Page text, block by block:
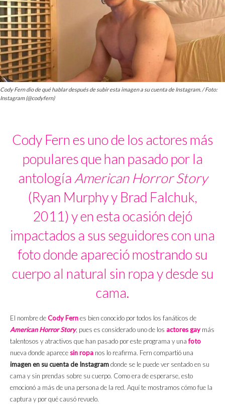
Cody Fern dio de qué hablar después de subir esta imagen a su cuenta de Instagram. / Foto:
Instagram (@codyfern)
Cody Fern es uno de los actores más
populares que han pasado por la
antología American Horror Story
(Ryan Murphy y Brad Falchuk,
2011) y en esta ocasión dejó
impactados a sus seguidores con una
foto donde apareció mostrando su
cuerpo al natural sin ropa y desde su
cama.
El nombre deCody Fernes bien conocido por todos los fanáticos de
American Horror Story, pues es considerado uno de los actores gay más
talentosos y atractivos que han pasado por este programa y unafoto
nueva donde aparece sin ropa nos lo reafirma. Fern compartió una
imagen en su cuenta de Instagramdonde se le puede ver sentado en su
cama y sin prendas sobre su cuerpo. Como era de esperarse, esto
emocionó a más de una persona de la red. Aquí te mostramos cómo fue la
captura y por qué causó revuelo.